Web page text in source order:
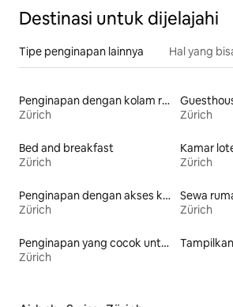
Destinasi untuk dijelajahi
Tipe penginapan lainnya Hal yang
Penginapan dengan kolam renang
Zürich
Zürich
Bed and breakfast
Zürich
Kamar
Zürich
Penginapan dengan akses ke danau
Zürich
Sewa
Zürich
Penginapan yang cocok untuk keluarga
Zürich